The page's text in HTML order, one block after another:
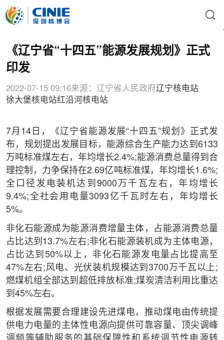
《辽宁省“十四五”能源发展规划》正式
印发
2022-07-15 09:16来源：辽宁省人民政府辽宁核电站
徐大堡核电站红沿河核电站
7月14日，《辽宁省能源发展“十四五”规划》正式发
布，规划提出发展目标，能源综合生产能力达到6133
万吨标准煤左右，年均增长2.4%;能源消费总量得到合
理控制，力争保持在2.69亿吨标准煤，年均增长1.6%;
全口径发电装机达到9000万千瓦左右，年均增长
9.4%;全社会用电量3093亿千瓦时左右，年均增长
5%。
非化石能源成为能源消费增量主体，占能源消费总量
占比达到13.7%左右;非化石能源装机成为主体电源，
占比达到50%以上，非化石能源发电量占比提高至
47%左右;风电、光伏装机规模达到3700万千瓦以上;
燃煤机组全部达到超低排放标准;煤炭清洁利用比重达
到45%左右。
根据发展需要合理建设先进煤电，推动煤电由传统提
供电力电量的主体性电源向提供可靠容量、顶尖调峰